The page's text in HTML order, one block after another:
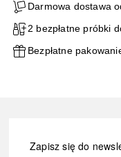
Darmowa dostawa
2 bezpłatne próbki
Bezpłatne
Zapisz się do